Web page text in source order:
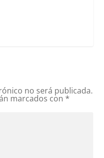
no será publicada.
marcados con *